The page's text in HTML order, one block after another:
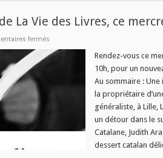
La Vie des Livres, ce
ferméssur
numéro
Rendez-vous ce
10h, pour un
Au sommaire : Une
la propriétaire
généraliste, à Lille,
un détour dans le
Catalane, Judith
dessert catalan